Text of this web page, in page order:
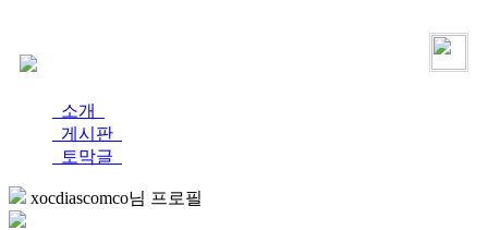
소개
게시판
토막글
xocdiascomco님 프로필